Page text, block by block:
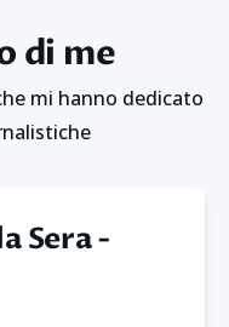
di me
mi hanno dedicato
Sera -